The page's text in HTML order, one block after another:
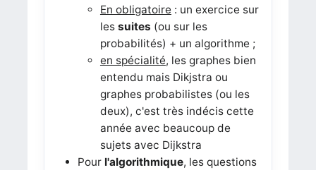
En obligatoire : un exercice sur
les suites (ou sur les
probabilités) + un algorithme ;
en spécialité, les graphes bien
entendu mais Dikjstra ou
graphes probabilistes (ou les
deux), c'est très indécis cette
année avec beaucoup de
sujets avec Dijkstra
Pour l'algorithmique, les questions